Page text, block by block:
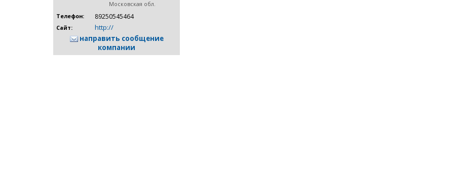
Московская обл.
Телефон:
89250545464
Сайт:
http://
направить сообщение
компании